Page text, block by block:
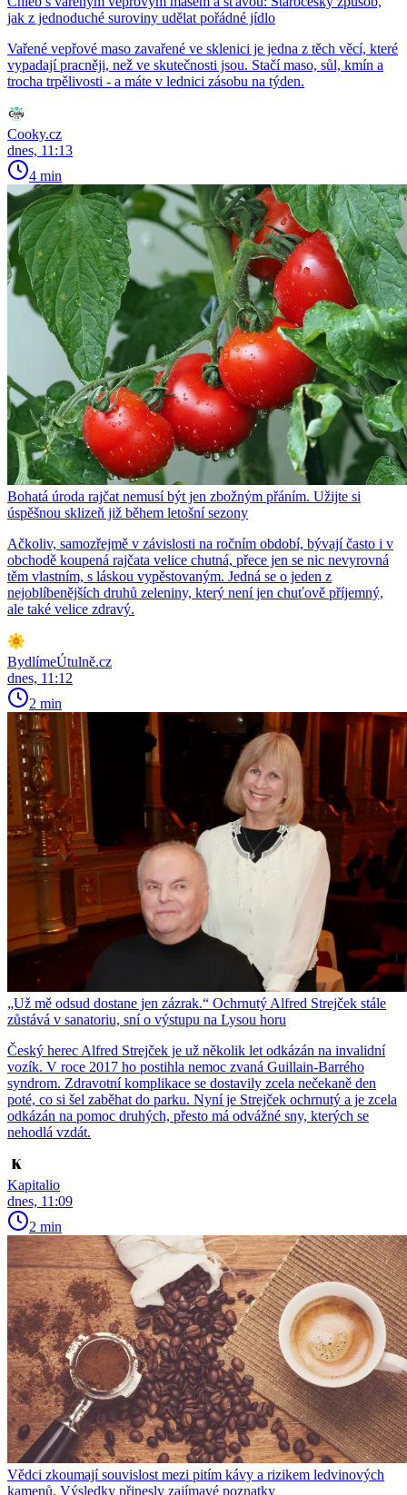
jak z jednoduché suroviny udělat pořádné jídlo
Vařené vepřové maso zavařené ve sklenici je jedna z těch věcí, které
vypadají pracněji, než ve skutečnosti jsou. Stačí maso, sůl, kmín a
trocha trpělivosti - a máte v lednici zásobu na týden.
Cooky.cz
dnes, 11:13
4 min
Bohatá úroda rajčat nemusí být jen zbožným přáním. Užijte si
úspěšnou sklizeň již během letošní sezony
Ačkoliv, samozřejmě v závislosti na ročním období, bývají často i v
obchodě koupená rajčata velice chutná, přece jen se nic nevyrovná
těm vlastním, s láskou vypěstovaným. Jedná se o jeden z
nejoblíbenějších druhů zeleniny, který není jen chuťově příjemný,
ale také velice zdravý.
BydlímeÚtulně.cz
dnes, 11:12
2 min
„Už mě odsud dostane jen zázrak.“ Ochrnutý Alfred Strejček stále
zůstává v sanatoriu, sní o výstupu na Lysou horu
Český herec Alfred Strejček je už několik let odkázán na invalidní
vozík. V roce 2017 ho postihla nemoc zvaná Guillain-Barrého
syndrom. Zdravotní komplikace se dostavily zcela nečekaně den
poté, co si šel zaběhat do parku. Nyní je Strejček ochrnutý a je zcela
odkázán na pomoc druhých, přesto má odvážné sny, kterých se
nehodlá vzdát.
Kapitalio
dnes, 11:09
2 min
Vědci zkoumají souvislost mezi pitím kávy a rizikem ledvinových
kamenů. Výsledky přinesly zajímavé poznatky